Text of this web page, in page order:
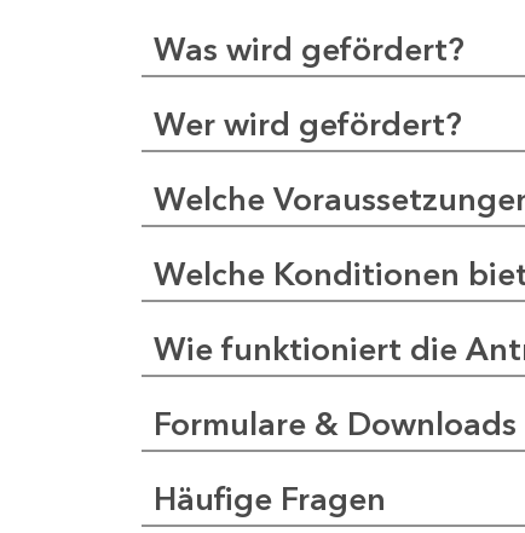
Was wird gefördert?
Wer wird gefördert?
Welche
Welche Konditionen
Wie funktioniert die
Formulare & Downloads
Häufige Fragen